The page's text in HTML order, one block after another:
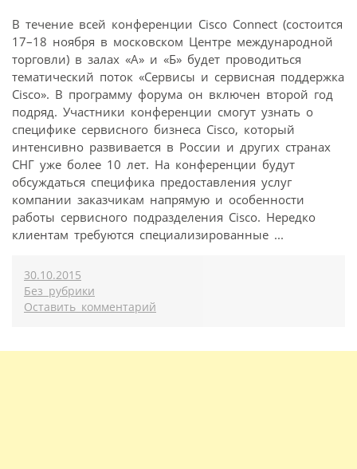
В течение всей конференции Cisco Connect (состоится
17–18 ноября в московском Центре международной
торговли) в залах «А» и «Б» будет проводиться
тематический поток «Сервисы и сервисная поддержка
Cisco». В программу форума он включен второй год
подряд. Участники конференции смогут узнать о
специфике сервисного бизнеса Cisco, который
интенсивно развивается в России и других странах
СНГ уже более 10 лет. На конференции будут
обсуждаться специфика предоставления услуг
компании заказчикам напрямую и особенности
работы сервисного подразделения Cisco. Нередко
клиентам требуются специализированные ...
30.10.2015
Без рубрики
Оставить комментарий